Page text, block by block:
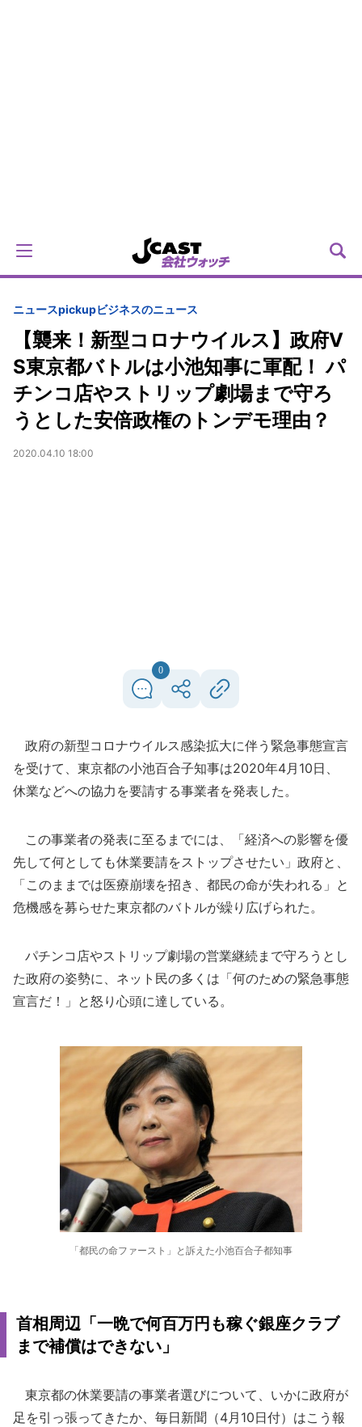
ニュースpickupビジネスのニュース
【襲来！新型コロナウイルス】政府V
S東京都バトルは小池知事に軍配！ パ
チンコ店やストリップ劇場まで守ろ
うとした安倍政権のトンデモ理由？
2020.04.10 18:00
0
政府の新型コロナウイルス感染拡大に伴う緊急事態宣言
を受けて、東京都の小池百合子知事は2020年4月10日、
休業などへの協力を要請する事業者を発表した。
この事業者の発表に至るまでには、「経済への影響を優
先して何としても休業要請をストップさせたい」政府と、
「このままでは医療崩壊を招き、都民の命が失われる」と
危機感を募らせた東京都のバトルが繰り広げられた。
パチンコ店やストリップ劇場の営業継続まで守ろうとし
た政府の姿勢に、ネット民の多くは「何のための緊急事態
宣言だ！」と怒り心頭に達している。
「都民の命ファースト」と訴えた小池百合子都知事
首相周辺「一晩で何百万円も稼ぐ銀座クラブ
まで補償はできない」
東京都の休業要請の事業者選びについて、いかに政府が
足を引っ張ってきたか、毎日新聞（4月10日付）はこう報